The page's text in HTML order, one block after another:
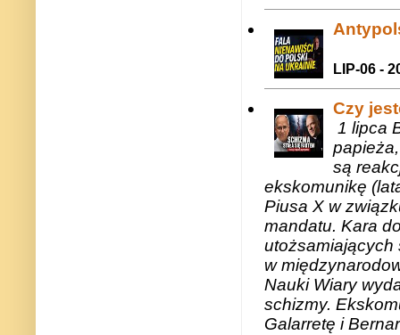
LIP-06 -
Czy
1 lipca
są
ekskomunikę
Piusa X w
mandatu. Kara
utożsamiających
w
Nauki Wiary
schizmy.
Galarretę i